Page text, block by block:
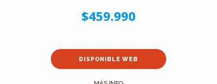
$459.990
DISPONIBLE WEB